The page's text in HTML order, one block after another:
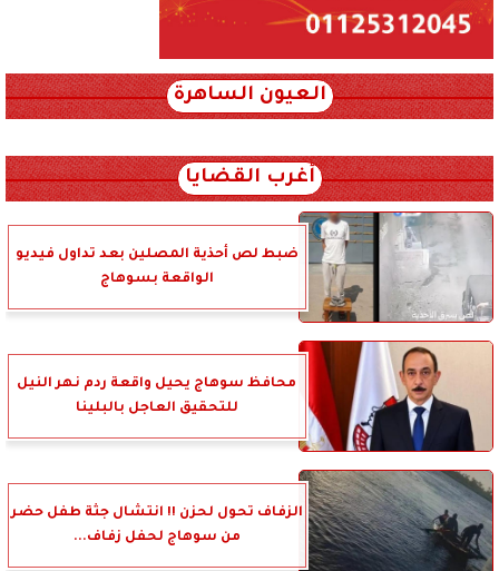
العيون الساهرة
أغرب القضايا
ضبط لص أحذية المصلين بعد تداول فيديو
الواقعة بسوهاج
محافظ سوهاج يحيل واقعة ردم نهر النيل
للتحقيق العاجل بالبلينا
الزفاف تحول لحزن !! انتشال جثة طفل حضر
من سوهاج لحفل زفاف...